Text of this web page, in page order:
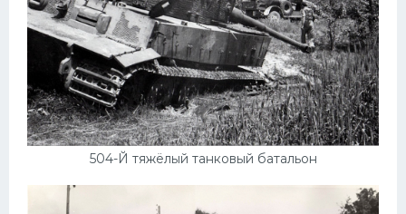
504-Й тяжёлый танковый батальон